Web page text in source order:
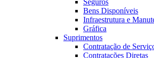
Seguros
Bens Disponíveis
Infraestrutura e
Gráfica
Suprimentos
Contratação de
Contratações Diretas